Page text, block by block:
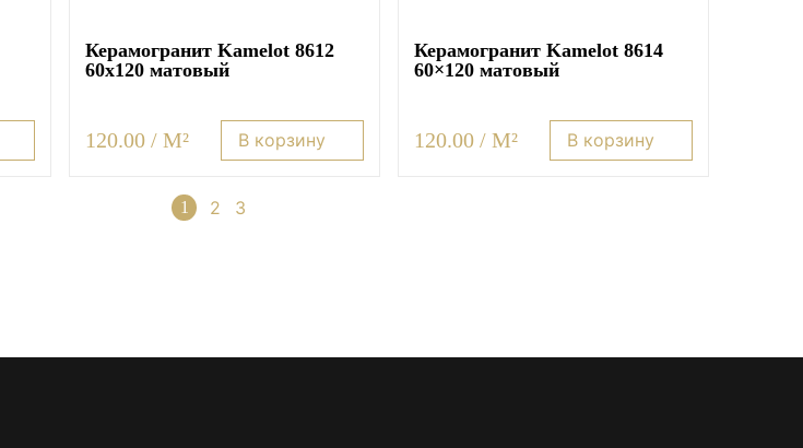
Керамогранит Kamelot 8612
60х120 матовый
120.00 / M² В корзину
Керамогранит Kamelot 8614
60×120 матовый
120.00 / M² В корзину
1 2 3